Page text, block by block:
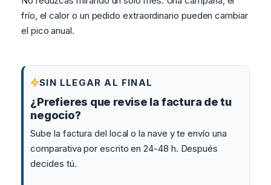
frío, el calor o un pedido extraordinario pueden cambiar
el pico anual.
SIN LLEGAR AL FINAL
¿Prefieres que revise la factura de tu
negocio?
Sube la factura del local o la nave y te envío una
comparativa por escrito en 24-48 h. Después
decides tú.